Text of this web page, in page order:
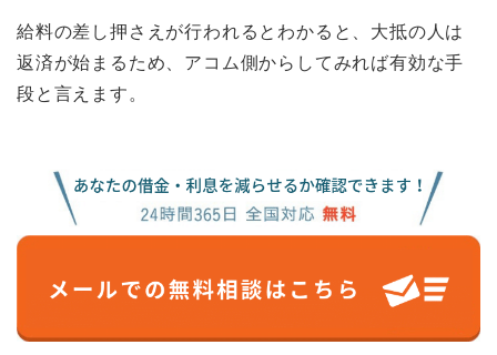
給料の差し押さえが行われるとわかると、大抵の人は
返済が始まるため、アコム側からしてみれば有効な手
段と言えます。